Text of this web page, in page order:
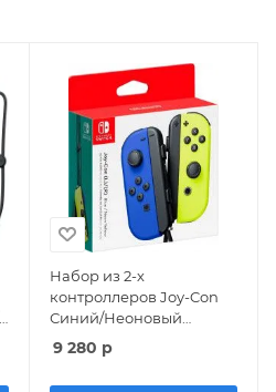
Набор из 2-х
контроллеров Joy-Con
Синий/Неоновый
желтый Оригинал
(Switch)
9 280 р